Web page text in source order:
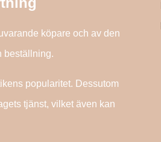
köpare och av den
beställning.
popularitet. Dessutom
tjänst, vilket även kan